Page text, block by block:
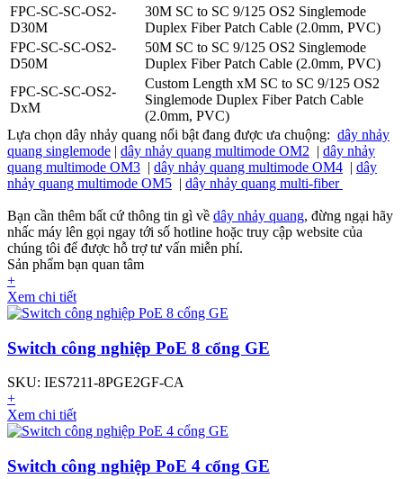
FPC-SC-SC-OS2-
D30M
30M SC to SC 9/125 OS2 Singlemode
Duplex Fiber Patch Cable (2.0mm, PVC)
FPC-SC-SC-OS2-
D50M
50M SC to SC 9/125 OS2 Singlemode
Duplex Fiber Patch Cable (2.0mm, PVC)
FPC-SC-SC-OS2-
DxM
Custom Length xM SC to SC 9/125 OS2
Singlemode Duplex Fiber Patch Cable
(2.0mm, PVC)
Lựa chọn dây nhảy quang nổi bật đang được ưa chuộng: dây nhảy
quang singlemode | dây nhảy quang multimode OM2 | dây nhảy
quang multimode OM3 | dây nhảy quang multimode OM4 | dây
nhảy quang multimode OM5 | dây nhảy quang multi-fiber
Bạn cần thêm bất cứ thông tin gì về dây nhảy quang, đừng ngại hãy
nhấc máy lên gọi ngay tới số hotline hoặc truy cập website của
chúng tôi để được hỗ trợ tư vấn miễn phí.
Sản phẩm bạn quan tâm
+
Xem chi tiết
Switch công nghiệp PoE 8 cổng GE
SKU: IES7211-8PGE2GF-CA
+
Xem chi tiết
Switch công nghiệp PoE 4 cổng GE